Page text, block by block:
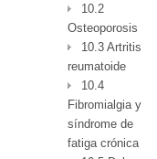
10.2
Osteoporosis
10.3 Artritis
reumatoide
10.4
Fibromialgia y
síndrome de
fatiga crónica